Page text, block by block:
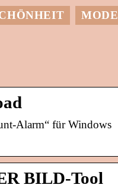
MODE
Alarm“ für Windows
BILD-Tool